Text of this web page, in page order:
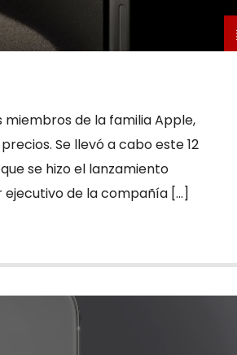
miembros de la familia Apple,
Se llevó a cabo este 12
se hizo el lanzamiento
ejecutivo de la compañía […]